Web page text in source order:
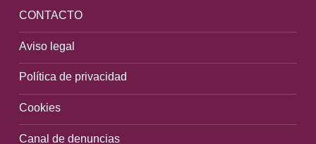
CONTACTO
Aviso legal
Política de privacidad
Cookies
Canal de denuncias